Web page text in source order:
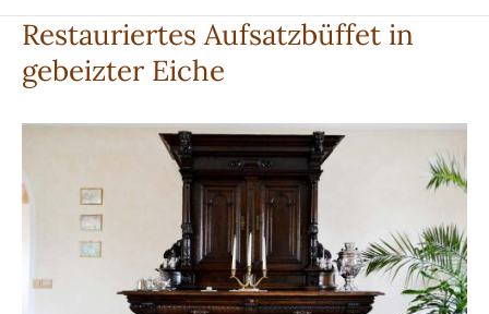
Restauriertes Aufsatzbüffet in
gebeizter Eiche